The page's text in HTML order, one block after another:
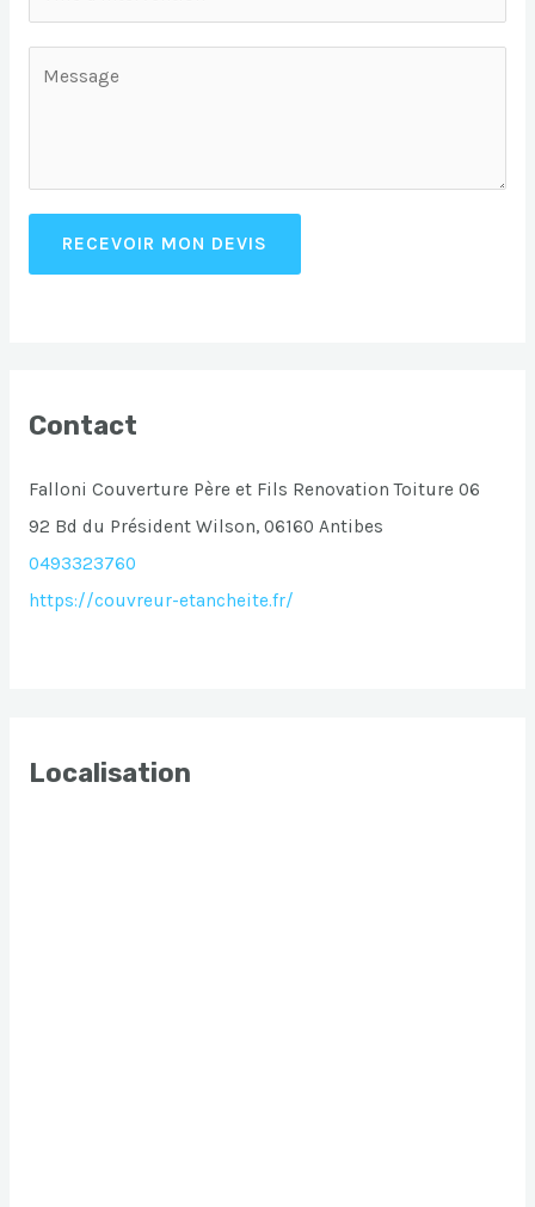
RECEVOIR MON DEVIS
Contact
Falloni Couverture Père et Fils Renovation Toiture 06
92 Bd du Président Wilson, 06160 Antibes
0493323760
https://couvreur-etancheite.fr/
Localisation